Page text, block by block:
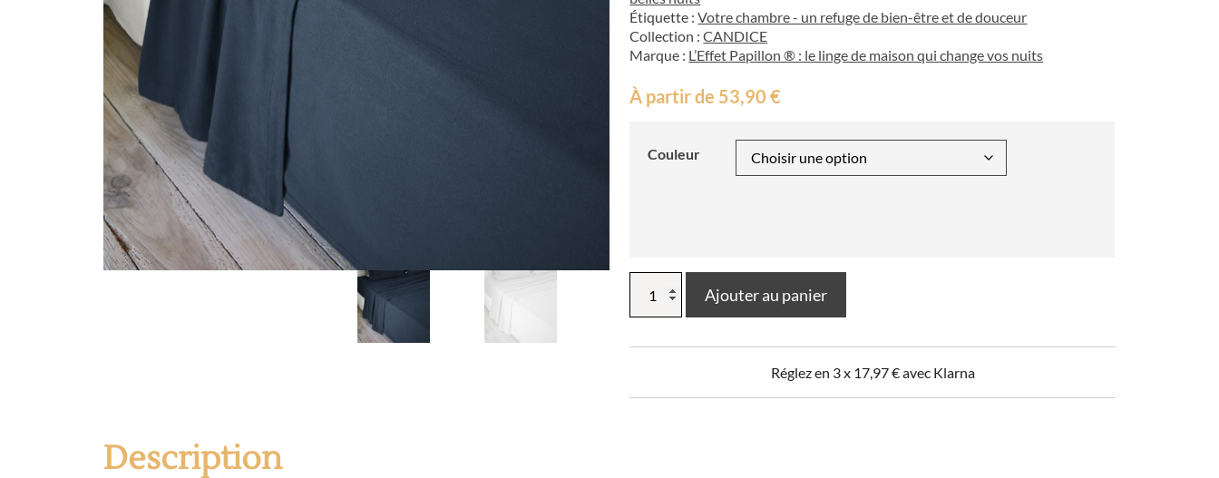
Étiquette :Votre chambre - un refuge de bien-être et de douceur
Collection :CANDICE
Marque : L’Effet Papillon ® : le linge de maison qui change vos nuits
À partir de 53,90€
Couleur
Drap
CANDICE
Ajouter au panier
Réglez en 3 x 17,97€avec Klarna
Description